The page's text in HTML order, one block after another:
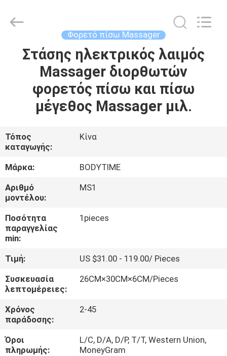
ΣΠΊΤΙ
ΠΡΟΪΌΝΤΑ
ΠΕΡΊΠΟΥ
ΕΜΕΊΣ
ΓΎΡΟΣ
ΕΡΓΟΣΤΑΣΊΩΝ
ΠΟΙΟΤΙΚΌΣ
ΈΛΕΓΧΟΣ
ΜΑΣ
ΕΛΆΤΕ
ΣΕ
ΕΠΑΦΉ
ΜΕ
Technology
Φορετό πίσω Massager
Στάσης ηλεκτρικός λαιμός
Massager διορθωτών
φορετός πίσω και πίσω
μέγεθος Massager μιλ.
Τόπος
καταγωγής:
Κίνα
Μάρκα:
BODYTIME
Αριθμό
μοντέλου:
MS1
Ποσότητα
παραγγελίας
min:
1pieces
Τιμή:
US $31.00 - 119.00/ Pieces
Συσκευασία
λεπτομέρειες:
26CM×30CM×6CM/Pieces
Χρόνος
παράδοσης:
2-45
Όροι
πληρωμής:
L/C, D/A, D/P, T/T, Western Union,
MoneyGram